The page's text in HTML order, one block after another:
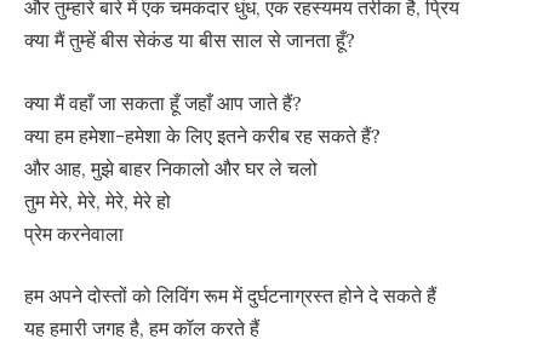
और तुम्हारे बारे में एक चमकदार धुंध, एक रहस्यमय तरीका है, प्रिय
क्या मैं तुम्हें बीस सेकंड या बीस साल से जानता हूँ?
क्या मैं वहाँ जा सकता हूँ जहाँ आप जाते हैं?
क्या हम हमेशा-हमेशा के लिए इतने करीब रह सकते हैं?
और आह, मुझे बाहर निकालो और घर ले चलो
तुम मेरे, मेरे, मेरे, मेरे हो
प्रेम करनेवाला
हम अपने दोस्तों को लिविंग रूम में दुर्घटनाग्रस्त होने दे सकते हैं
यह हमारी जगह है, हम कॉल करते हैं